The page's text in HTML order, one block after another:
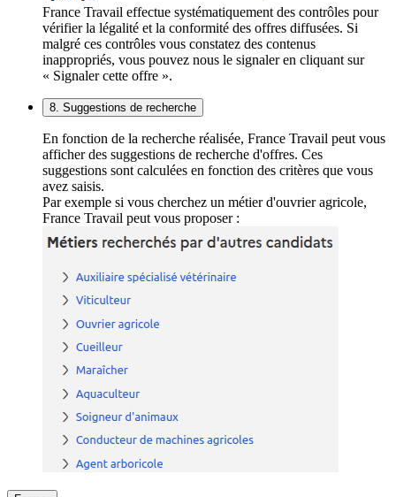
France Travail effectue systématiquement des contrôles pour
vérifier la légalité et la conformité des offres diffusées. Si
malgré ces contrôles vous constatez des contenus
inappropriés, vous pouvez nous le signaler en cliquant sur
« Signaler cette offre ».
8. Suggestions de recherche
En fonction de la recherche réalisée, France Travail peut vous
afficher des suggestions de recherche d'offres. Ces
suggestions sont calculées en fonction des critères que vous
avez saisis.
Par exemple si vous cherchez un métier d'ouvrier agricole,
France Travail peut vous proposer :